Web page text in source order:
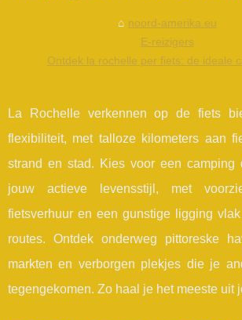
noord-amerika.eu
E-reizigers
Ontdek la rochelle per fiets: de ideale
La Rochelle verkennen op de fiets
flexibiliteit, met talloze kilometers aan
strand en stad. Kies voor een camping
jouw actieve levensstijl, met
fietsverhuur en een gunstige ligging
routes. Ontdek onderweg pittoreske
markten en verborgen plekjes die je
tegengekomen. Zo haal je het meeste uit